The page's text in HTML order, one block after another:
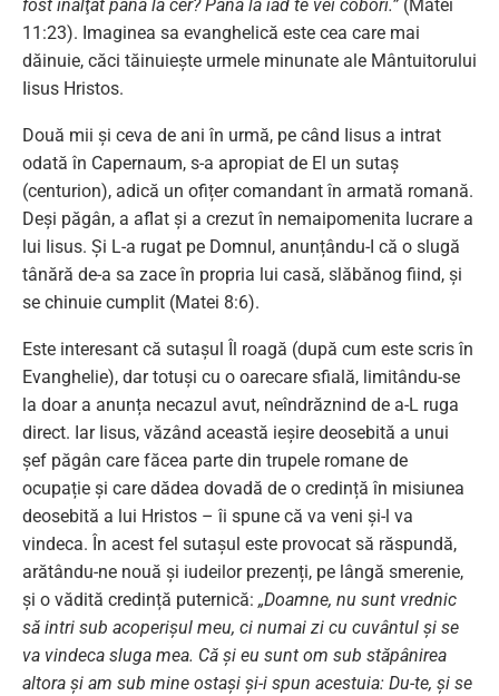
fost înălţat până la cer? Până la iad te vei coborî.” (Matei
11:23). Imaginea sa evanghelică este cea care mai
dăinuie, căci tăinuiește urmele minunate ale Mântuitorului
Iisus Hristos.
Două mii și ceva de ani în urmă, pe când Iisus a intrat
odată în Capernaum, s-a apropiat de El un sutaș
(centurion), adică un ofițer comandant în armată romană.
Deși păgân, a aflat și a crezut în nemaipomenita lucrare a
lui Iisus. Și L-a rugat pe Domnul, anunțându-I că o slugă
tânără de-a sa zace în propria lui casă, slăbănog fiind, și
se chinuie cumplit (Matei 8:6).
Este interesant că sutașul Îl roagă (după cum este scris în
Evanghelie), dar totuși cu o oarecare sfială, limitându-se
la doar a anunța necazul avut, neîndrăznind de a-L ruga
direct. Iar Iisus, văzând această ieșire deosebită a unui
șef păgân care făcea parte din trupele romane de
ocupație și care dădea dovadă de o credință în misiunea
deosebită a lui Hristos – îi spune că va veni și-l va
vindeca. În acest fel sutașul este provocat să răspundă,
arătându-ne nouă și iudeilor prezenți, pe lângă smerenie,
și o vădită credință puternică: „Doamne, nu sunt vrednic
să intri sub acoperişul meu, ci numai zi cu cuvântul şi se
va vindeca sluga mea. Că şi eu sunt om sub stăpânirea
altora şi am sub mine ostaşi şi-i spun acestuia: Du-te, şi se